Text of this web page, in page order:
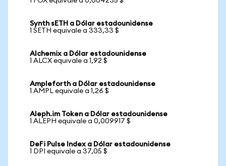
Synth sETH a Dólar estadounidense
1 SETH equivale a 333,33 $
Alchemix a Dólar estadounidense
1 ALCX equivale a 1,92 $
Ampleforth a Dólar estadounidense
1 AMPL equivale a 1,26 $
Aleph.im Token a Dólar estadounidense
1 ALEPH equivale a 0,009917 $
DeFi Pulse Index a Dólar estadounidense
1 DPI equivale a 37,05 $